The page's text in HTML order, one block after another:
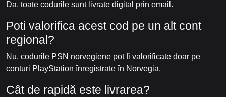
Da, toate codurile sunt livrate digital prin email.
Poti valorifica acest cod pe un alt cont
regional?
Nu, codurile PSN norvegiene pot fi valorificate doar pe
conturi PlayStation înregistrate în Norvegia.
Cât de rapidă este livrarea?